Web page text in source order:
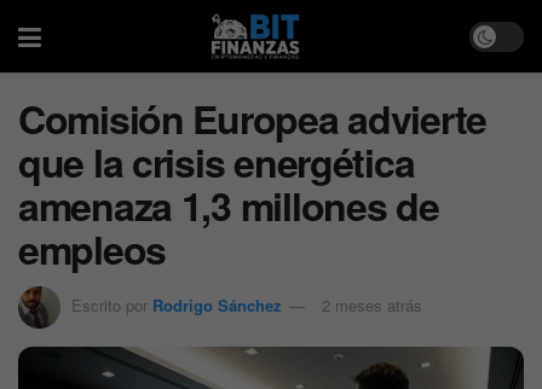
Comisión Europea advierte
que la crisis energética
amenaza 1,3 millones de
empleos
Escrito por Rodrigo Sánchez 2 meses atrás